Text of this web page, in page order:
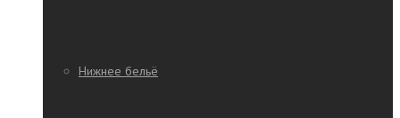
Нижнее бельё